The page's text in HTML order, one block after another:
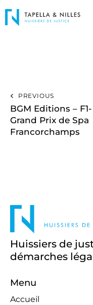
PREVIOUS
BGM Editions – F1-
Grand Prix de Spa
Francorchamps
Huissiers de
démarches
Menu
Accueil